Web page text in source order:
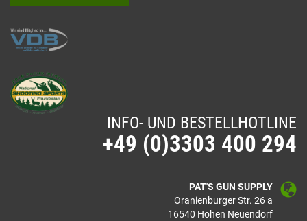
INFO- UND BESTELLHOTLINE
+49 (0)3303 400 294
PAT'S GUN SUPPLY
Oranienburger Str. 26 a
16540 Hohen Neuendorf